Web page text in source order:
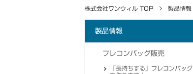
土のう・ガラ袋
プラスチックリサイクル
その他
株式会社ワンウィル TOP 製品情報
製品情報
フレコンバッグ販売
「長持ちする」フレコンバッグ